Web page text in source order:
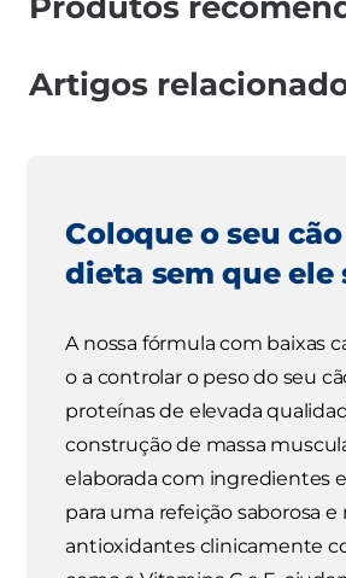
Artigos
Coloque o seu
dieta sem que ele
A nossa fórmula com baixas
o a controlar o peso do seu
proteínas de elevada
construção de massa
elaborada com ingredientes
para uma refeição saborosa e
antioxidantes clinicamente